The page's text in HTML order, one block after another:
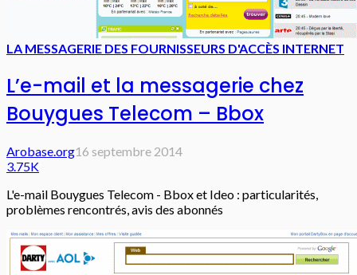
LA MESSAGERIE DES FOURNISSEURS D'ACCÈS INTERNET
L’e-mail et la messagerie chez
Bouygues Telecom – Bbox
Arobase.org16 septembre 2014
3.75K
L'e-mail Bouygues Telecom - Bbox et Ideo : particularités,
problèmes rencontrés, avis des abonnés